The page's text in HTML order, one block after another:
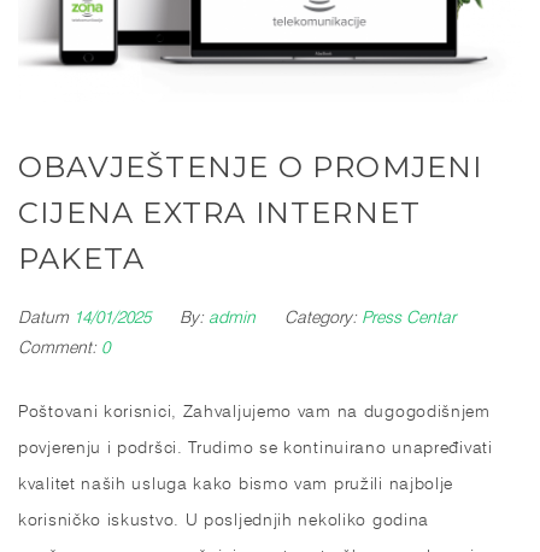
OBAVJEŠTENJE O PROMJENI
CIJENA EXTRA INTERNET
PAKETA
Datum 14/01/2025 By: admin Category: Press Centar
Comment: 0
Poštovani korisnici, Zahvaljujemo vam na dugogodišnjem
povjerenju i podršci. Trudimo se kontinuirano unapređivati
kvalitet naših usluga kako bismo vam pružili najbolje
korisničko iskustvo. U posljednjih nekoliko godina